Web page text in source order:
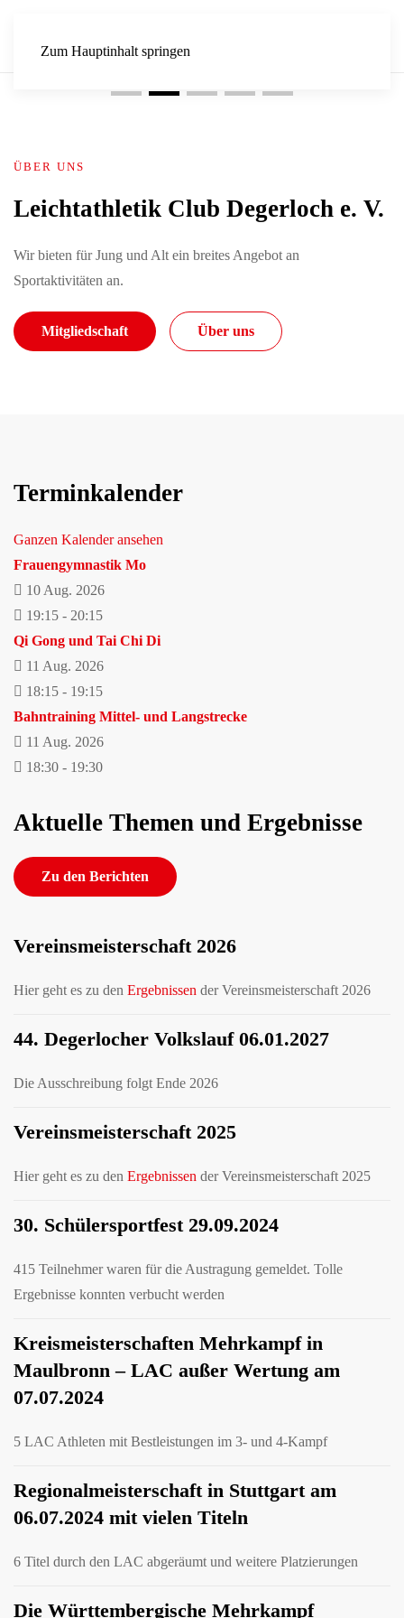
Zum Hauptinhalt springen
ÜBER UNS
Leichtathletik Club Degerloch e. V.
Wir bieten für Jung und Alt ein breites Angebot an
Sportaktivitäten an.
Mitgliedschaft Über uns
Terminkalender
Ganzen Kalender ansehen
Frauengymnastik Mo
10 Aug. 2026
19:15 - 20:15
Qi Gong und Tai Chi Di
11 Aug. 2026
18:15 - 19:15
Bahntraining Mittel- und Langstrecke
11 Aug. 2026
18:30 - 19:30
Aktuelle Themen und Ergebnisse
Zu den Berichten
Vereinsmeisterschaft 2026
Hier geht es zu den Ergebnissen der Vereinsmeisterschaft 2026
44. Degerlocher Volkslauf 06.01.2027
Die Ausschreibung folgt Ende 2026
Vereinsmeisterschaft 2025
Hier geht es zu den Ergebnissen der Vereinsmeisterschaft 2025
30. Schülersportfest 29.09.2024
415 Teilnehmer waren für die Austragung gemeldet. Tolle
Ergebnisse konnten verbucht werden
Kreismeisterschaften Mehrkampf in
Maulbronn – LAC außer Wertung am
07.07.2024
5 LAC Athleten mit Bestleistungen im 3- und 4-Kampf
Regionalmeisterschaft in Stuttgart am
06.07.2024 mit vielen Titeln
6 Titel durch den LAC abgeräumt und weitere Platzierungen
Die Württembergische Mehrkampf